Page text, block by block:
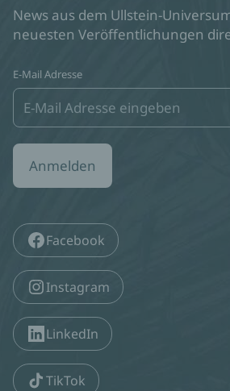
News aus dem Ullstein-
neuesten Veröffentlichungen
E-Mail Adresse
Anmelden
Facebook
Instagram
LinkedIn
TikTok